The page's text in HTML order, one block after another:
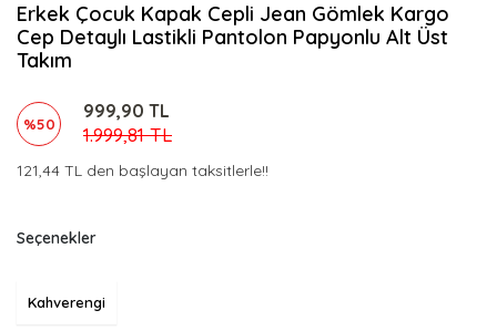
Erkek Çocuk Kapak Cepli Jean Gömlek Kargo
Cep Detaylı Lastikli Pantolon Papyonlu Alt Üst
Takım
%50
999,90 TL
1.999,81 TL
121,44 TL den başlayan taksitlerle!!
Seçenekler
Kahverengi